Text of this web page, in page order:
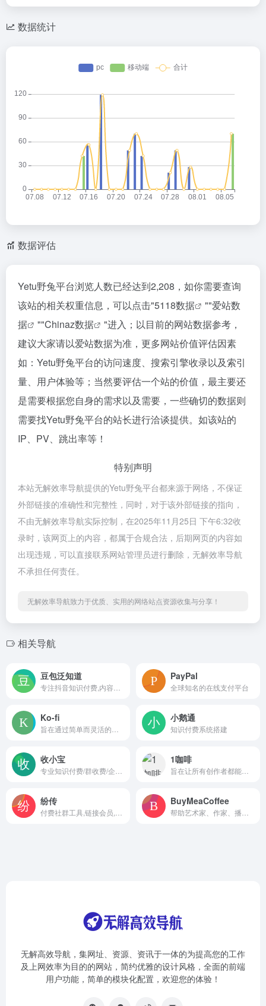
数据统计
数据评估
Yetu野兔平台浏览人数已经达到2,208，如你需要查询
该站的相关权重信息，可以点击"5118数据 ""爱站数
据
""Chinaz数据
"进入；以目前的网站数据参考，
建议大家请以爱站数据为准，更多网站价值评估因素
如：Yetu野兔平台的访问速度、搜索引擎收录以及索引
量、用户体验等；当然要评估一个站的价值，最主要还
是需要根据您自身的需求以及需要，一些确切的数据则
需要找Yetu野兔平台的站长进行洽谈提供。如该站的
IP、PV、跳出率等！
特别声明
本站无解效率导航提供的Yetu野兔平台都来源于网络，不保证
外部链接的准确性和完整性，同时，对于该外部链接的指向，
不由无解效率导航实际控制，在2025年11月25日 下午6:32收
录时，该网页上的内容，都属于合规合法，后期网页的内容如
出现违规，可以直接联系网站管理员进行删除，无解效率导航
不承担任何责任。
无解效率导航致力于优质、实用的网络站点资源收集与分享！
相关导航
豆包泛知道 PayPal
全球知名的在线支付平台
Ko-fi 小鹅通
知识付费系统搭建
收小宝 1咖啡
纷传 BuyMeaCoffee
无解高效导航，集网址、资源、资讯于一体的为提高您的工作
及上网效率为目的的网站，简约优雅的设计风格，全面的前端
用户功能，简单的模块化配置，欢迎您的体验！